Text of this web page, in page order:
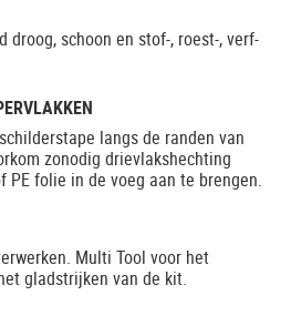
droog, schoon en stof-, roest-, verf-
langs de randen van
zonodig drievlakshechting
PE folie in de voeg aan te brengen.
Multi Tool voor het
gladstrijken van de kit.